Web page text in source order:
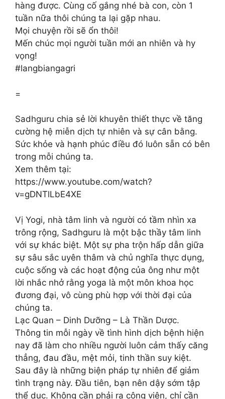
hàng được. Cùng cố gắng nhé bà con, còn 1
tuần nữa thôi chúng ta lại gặp nhau.
Mọi chuyện rồi sẽ ổn thôi!
Mến chúc mọi người tuần mới an nhiên và hy
vọng!
#langbiangagri
=
Sadhguru chia sẻ lời khuyên thiết thực về tăng
cường hệ miễn dịch tự nhiên và sự cân bằng.
Sức khỏe và hạnh phúc điều đó luôn sẵn có bên
trong mỗi chúng ta.
Xem thêm tại:
https://www.youtube.com/watch?
v=gDNTlLbE4XE
Vị Yogi, nhà tâm linh và người có tầm nhìn xa
trông rộng, Sadhguru là một bậc thầy tâm linh
với sự khác biệt. Một sự pha trộn hấp dẫn giữa
sự sâu sắc uyên thâm và chủ nghĩa thực dụng,
cuộc sống và các hoạt động của ông như một
lời nhắc nhở rằng yoga là một môn khoa học
đương đại, vô cùng phù hợp với thời đại của
chúng ta.
Lạc Quan – Dinh Dưỡng – Là Thần Dược.
Thông tin mỗi ngày về tình hình dịch bệnh hiện
nay đã làm cho nhiều người luôn cảm thấy căng
thẳng, đau đầu, mệt mỏi, tinh thần suy kiệt.
Sau đây là những biện pháp tự nhiên để giảm
tình trạng này. Đầu tiên, bạn nên dậy sớm tập
thể dục. Không cần phải ra công viên, chỉ cần